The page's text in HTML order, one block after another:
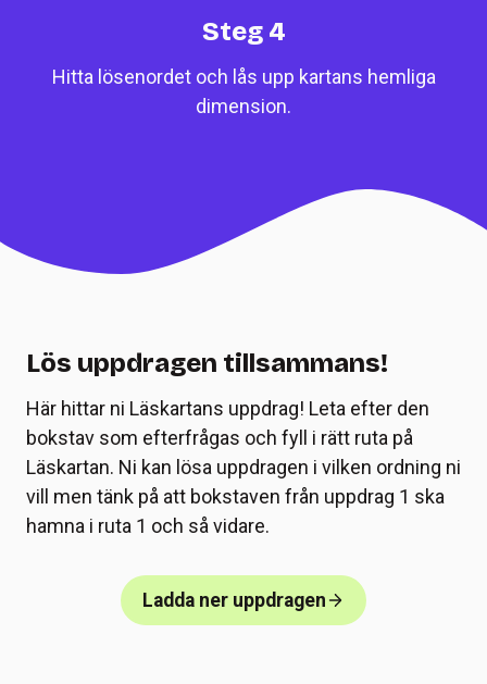
Steg 4
Hitta lösenordet och lås upp kartans hemliga
dimension.
Lös uppdragen tillsammans!
Här hittar ni Läskartans uppdrag! Leta efter den
bokstav som efterfrågas och fyll i rätt ruta på
Läskartan. Ni kan lösa uppdragen i vilken ordning ni
vill men tänk på att bokstaven från uppdrag 1 ska
hamna i ruta 1 och så vidare.
Ladda ner uppdragen